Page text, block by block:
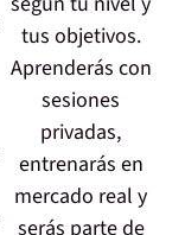
tus objetivos.
Aprenderás con
sesiones
privadas,
entrenarás en
mercado real y
serás parte de